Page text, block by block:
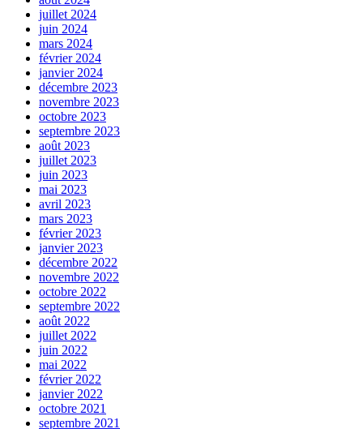
juillet 2024
juin 2024
mars 2024
février 2024
janvier 2024
décembre 2023
novembre 2023
octobre 2023
septembre 2023
août 2023
juillet 2023
juin 2023
mai 2023
avril 2023
mars 2023
février 2023
janvier 2023
décembre 2022
novembre 2022
octobre 2022
septembre 2022
août 2022
juillet 2022
juin 2022
mai 2022
février 2022
janvier 2022
octobre 2021
septembre 2021